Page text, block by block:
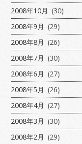
2008年10月 (30)
2008年9月 (29)
2008年8月 (26)
2008年7月 (30)
2008年6月 (27)
2008年5月 (26)
2008年4月 (27)
2008年3月 (30)
2008年2月 (29)